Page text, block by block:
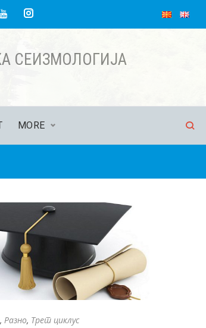
YouTube
Instagram
СЕИЗМОЛОГИЈА
MORE
, Разно, Трет циклус